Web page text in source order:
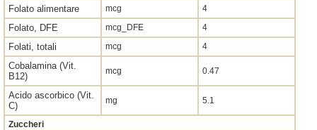
Folato alimentare mcg 4
Folato, DFE mcg_DFE 4
Folati, totali mcg 4
Cobalamina (Vit.
B12)
mcg 0.47
Acido ascorbico (Vit.
C)
mg 5.1
Zuccheri